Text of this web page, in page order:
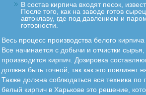
В состав кирпича входят песок,
После того, как на заводе готов
автоклаву, где под давлением и
готовности.
Весь процесс производства белого
Все начинается с добычи и отчистки сырья,
производится кирпич. Дозировка
должна быть точной, так как это повлияет
Также должна соблюдаться вся техника по
белый кирпич в Харькове это решение,